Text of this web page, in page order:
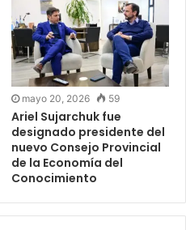
mayo 20, 2026 59
Ariel Sujarchuk fue
designado presidente del
nuevo Consejo Provincial
de la Economía del
Conocimiento